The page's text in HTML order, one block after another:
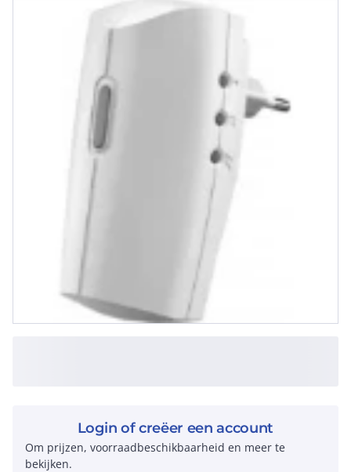
Login of creëer een account
Om prijzen, voorraadbeschikbaarheid en meer te
bekijken.